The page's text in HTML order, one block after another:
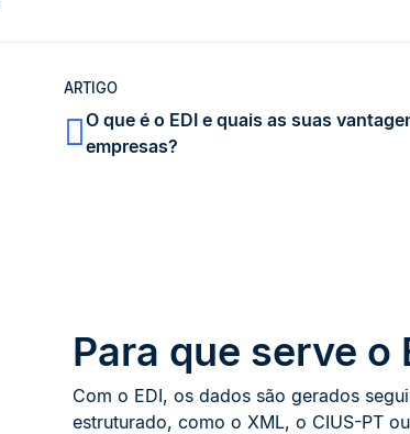
ARTIGO
O que é o EDI e quais as suas
empresas?
Para que serve o
Com o EDI, os dados são gerados
estruturado, como o XML, o CIUS-PT